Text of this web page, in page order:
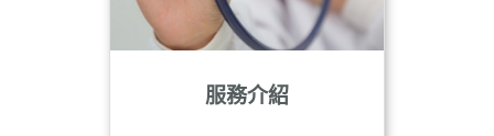
服務介紹